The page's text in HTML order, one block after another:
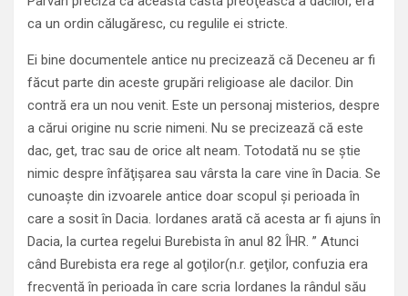
ca un ordin călugăresc, cu regulile ei stricte.
Ei bine documentele antice nu precizează că Deceneu ar fi
făcut parte din aceste grupări religioase ale dacilor. Din
contră era un nou venit. Este un personaj misterios, despre
a cărui origine nu scrie nimeni. Nu se precizează că este
dac, get, trac sau de orice alt neam. Totodată nu se ştie
nimic despre înfăţişarea sau vârsta la care vine în Dacia. Se
cunoaşte din izvoarele antice doar scopul şi perioada în
care a sosit în Dacia. Iordanes arată că acesta ar fi ajuns în
Dacia, la curtea regelui Burebista în anul 82 ÎHR. ” Atunci
când Burebista era rege al goţilor(n.r. geţilor, confuzia era
frecventă în perioada în care scria Iordanes la rândul său